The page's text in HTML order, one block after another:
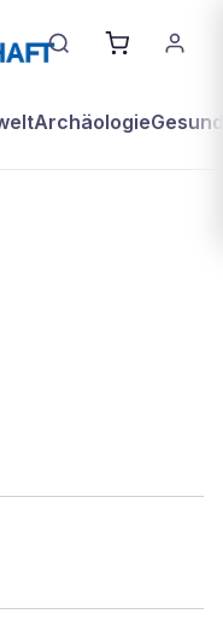
Archäologie